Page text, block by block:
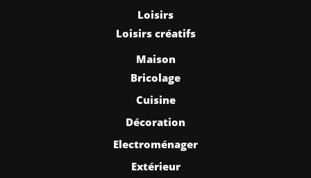
Loisirs
Loisirs créatifs
Maison
Bricolage
Cuisine
Décoration
Electroménager
Extérieur